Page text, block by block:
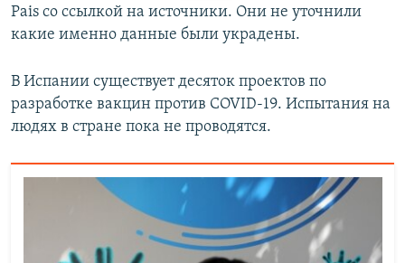
Pais со ссылкой на источники. Они не уточнили
какие именно данные были украдены.
В Испании существует десяток проектов по
разработке вакцин против COVID-19. Испытания на
людях в стране пока не проводятся.